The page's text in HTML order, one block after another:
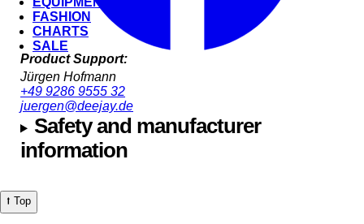
FASHION
CHARTS
SALE
Product Support:
Jürgen Hofmann
+49 9286 9555 32
juergen@deejay.de
Safety and manufacturer
information
⭡ Top